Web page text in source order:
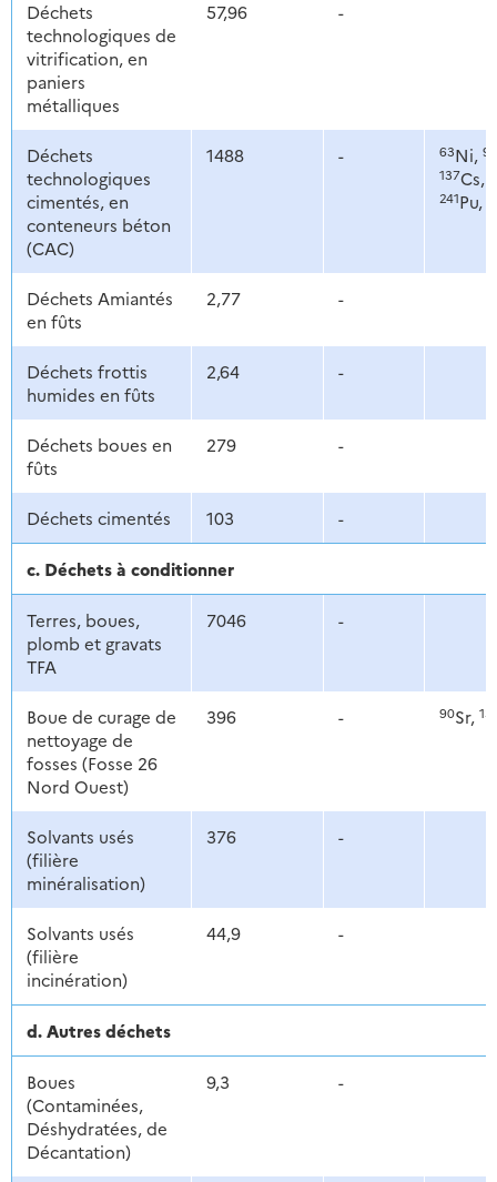
Déchets
technologiques de
vitrification, en
paniers
métalliques
57,96 -
Déchets
technologiques
cimentés, en
conteneurs béton
(CAC)
1488 - 63Ni, 90
137Cs,
241Pu,
Déchets Amiantés
en fûts
2,77 -
Déchets frottis
humides en fûts
2,64 -
Déchets boues en
fûts
279 -
Déchets cimentés 103 -
c. Déchets à conditionner
Terres, boues,
plomb et gravats
TFA
7046 -
Boue de curage de
nettoyage de
fosses (Fosse 26
Nord Ouest)
396 - 90Sr,
Solvants usés
(filière
minéralisation)
376 -
Solvants usés
(filière
incinération)
44,9 -
d. Autres déchets
Boues
(Contaminées,
Déshydratées, de
Décantation)
9,3 -